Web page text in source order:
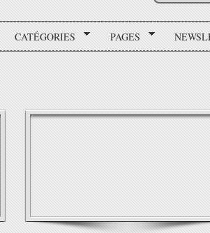
CATÉGORIES PAGES